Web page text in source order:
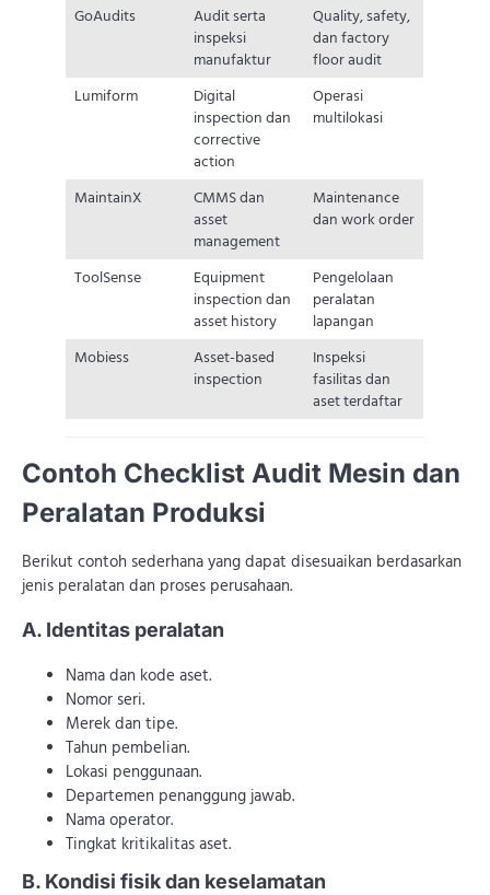
GoAudits
Audit serta
inspeksi
manufaktur
Quality, safety,
dan factory
floor audit
Lumiform
Digital
inspection dan
corrective
action
Operasi
multilokasi
MaintainX
CMMS dan
asset
management
Maintenance
dan work order
ToolSense
Equipment
inspection dan
asset history
Pengelolaan
peralatan
lapangan
Mobiess
Asset-based
inspection
Inspeksi
fasilitas dan
aset terdaftar
Contoh Checklist Audit Mesin dan
Peralatan Produksi
Berikut contoh sederhana yang dapat disesuaikan berdasarkan
jenis peralatan dan proses perusahaan.
A. Identitas peralatan
Nama dan kode aset.
Nomor seri.
Merek dan tipe.
Tahun pembelian.
Lokasi penggunaan.
Departemen penanggung jawab.
Nama operator.
Tingkat kritikalitas aset.
B. Kondisi fisik dan keselamatan